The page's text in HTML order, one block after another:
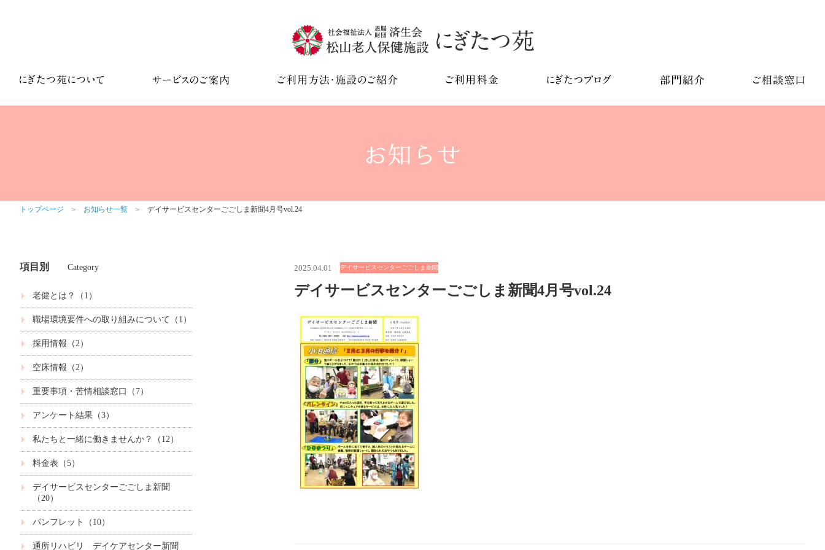
トップページ ＞ お知らせ一覧 ＞ デイサービスセンターごごしま新聞4月号vol.24
項目別 Category
老健とは？（1）
職場環境要件への取り組みについて（1）
採用情報（2）
空床情報（2）
重要事項・苦情相談窓口（7）
アンケート結果（3）
私たちと一緒に働きませんか？（12）
料金表（5）
デイサービスセンターごごしま新聞
（20）
パンフレット（10）
通所リハビリ デイケアセンター新聞
2025.04.01 デイサービスセンターごごしま新聞
デイサービスセンターごごしま新聞4月号vol.24